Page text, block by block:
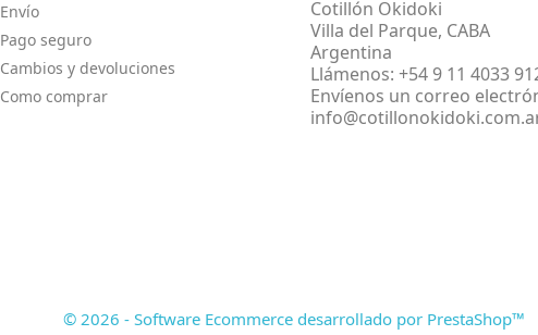
Envío
Pago seguro
Cambios y devoluciones
Como comprar
Cotillón Okidoki
Villa del Parque, CABA
Argentina
Llámenos: +54 9 11 4033
Envíenos un correo
© 2026 - Software Ecommerce desarrollado por PrestaShop™